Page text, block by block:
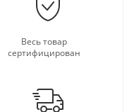
Весь товар
сертифицирован